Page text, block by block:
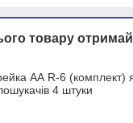
товару
АА R-6 (комплект)
4 штуки